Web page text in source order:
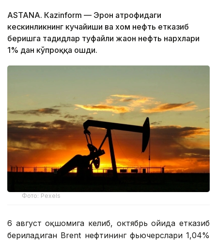
ASTANА. Кazinform — Эрон атрофидаги
кескинликнинг кучайиши ва хом нефть етказиб
беришга таҳдидлар туфайли жаҳон нефть нархлари
1% дан кўпроққа ошди.
Фото: Pexels
6 август оқшомига келиб, октябрь ойида етказиб
бериладиган Brent нефтининг фьючерслари 1,04%